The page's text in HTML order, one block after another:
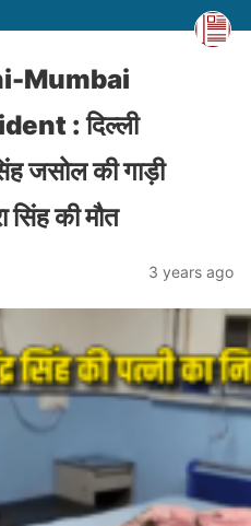
Mumbai
: दिल्ली
जसोल की गाड़ी
सिंह की मौत
3 years ago